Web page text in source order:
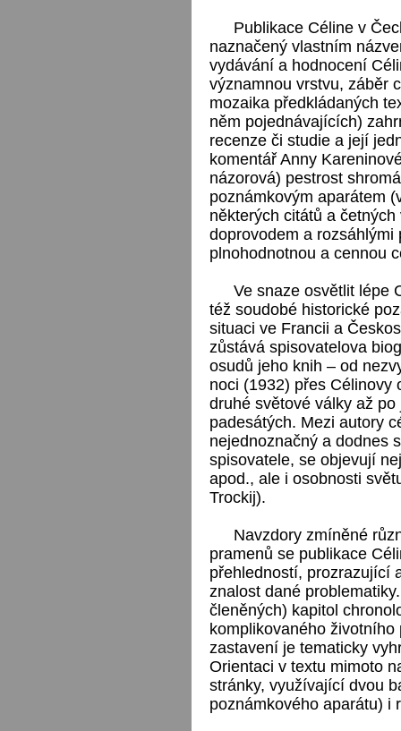
Publikace Céline v
naznačený vlastním
vydávání a hodnocení
významnou vrstvu, záběr
mozaika předkládaných
něm pojednávajících)
recenze či studie a její
komentář Anny
názorová) pestrost
poznámkovým aparátem
některých citátů a
doprovodem a
plnohodnotnou a cennou
Ve snaze osvětlit lépe
též soudobé historické
situaci ve Francii a
zůstává spisovatelova
osudů jeho knih – od
noci (1932) přes Célinovy
druhé světové války až
padesátých. Mezi autory
nejednoznačný a dodnes
spisovatele, se objevují
apod., ale i osobnosti
Trockij).
Navzdory zmíněné
pramenů se publikace
přehledností, prozrazující
znalost dané
členěných) kapitol
komplikovaného
zastavení je tematicky
Orientaci v textu mimoto
stránky, využívající dvou
poznámkového aparátu) i